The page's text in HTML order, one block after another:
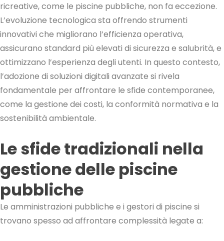
ricreative, come le piscine pubbliche, non fa eccezione.
L’evoluzione tecnologica sta offrendo strumenti
innovativi che migliorano l’efficienza operativa,
assicurano standard più elevati di sicurezza e salubrità, e
ottimizzano l’esperienza degli utenti. In questo contesto,
l’adozione di soluzioni digitali avanzate si rivela
fondamentale per affrontare le sfide contemporanee,
come la gestione dei costi, la conformità normativa e la
sostenibilità ambientale.
Le sfide tradizionali nella
gestione delle piscine
pubbliche
Le amministrazioni pubbliche e i gestori di piscine si
trovano spesso ad affrontare complessità legate a: